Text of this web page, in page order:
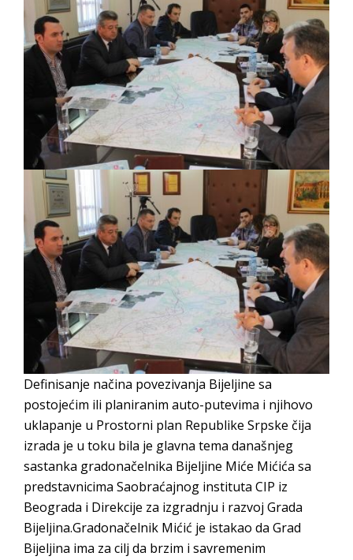
PRELIMINARNA RANG LISTA KANDIDATA KOJI
SU OSTVARILI PRAVO NA GRADSKI MJESEČNI
BORAČKI DODATAK ZA DEMOBILISANE
BORCE VOJSKE REPUBLIKE SRPSKE U STANjU
SOCIJALNE POTREBE
Od 27. jula prijem zahtjeva za novčanu
pomoć za nabavku školskog pribora
osnovcima
Obrasci zahtjeva za regresirano gorivo
dostupni od 13. marta do 15. novembra
Zahtjev za izdavanje PONOSNE KARTICE
Obavještenje o zabrani saobraćaja 6. i 7.
avgusta
Obavještenje za preduzetnika - Vera Ujić
Definisanje načina povezivanja Bijeljine sa
postojećim ili planiranim auto-putevima i njihovo
uklapanje u Prostorni plan Republike Srpske čija
izrada je u toku bila je glavna tema današnjeg
sastanka gradonačelnika Bijeljine Miće Mićića sa
predstavnicima Saobraćajnog instituta CIP iz
Beograda i Direkcije za izgradnju i razvoj Grada
Bijeljina.Gradonačelnik Mićić je istakao da Grad
Bijeljina ima za cilj da brzim i savremenim